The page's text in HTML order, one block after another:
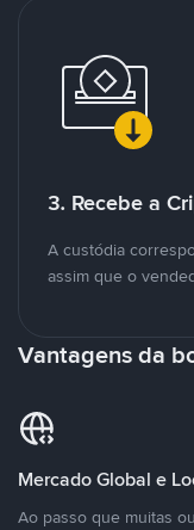
3. Recebe a
A custódia
assim que o
Vantagens da
Mercado Global e
Ao passo que muitas